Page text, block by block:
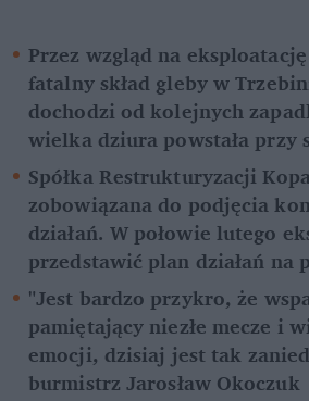
Przez wzgląd na
fatalny skład gleby w
dochodzi od kolejnych
wielka dziura powstała przy
Spółka Restrukturyzacji
zobowiązana do podjęcia
działań. W połowie lutego
przedstawić plan działań na
"Jest bardzo przykro, że
pamiętający niezłe mecze i
emocji, dzisiaj jest tak
burmistrz Jarosław Okoczuk